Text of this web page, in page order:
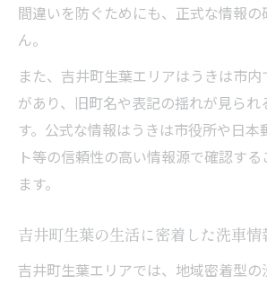
間違いを防ぐためにも、正式な情報の
ん。
また、吉井町生葉エリアはうきは市
があり、旧町名や表記の揺れが見られ
す。公式な情報はうきは市役所や日本
ト等の信頼性の高い情報源で確認す
ます。
吉井町生葉の生活に密着した洗車情
吉井町生葉エリアでは、地域密着型